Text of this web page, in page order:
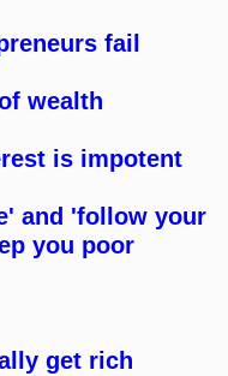
fail
wealth
is impotent
and 'follow your
you poor
get rich